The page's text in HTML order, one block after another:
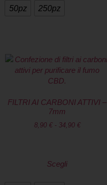
50pz 250pz
FILTRI AI CARBONI ATTIVI –
7mm
8,90 € - 34,90 €
Scegli